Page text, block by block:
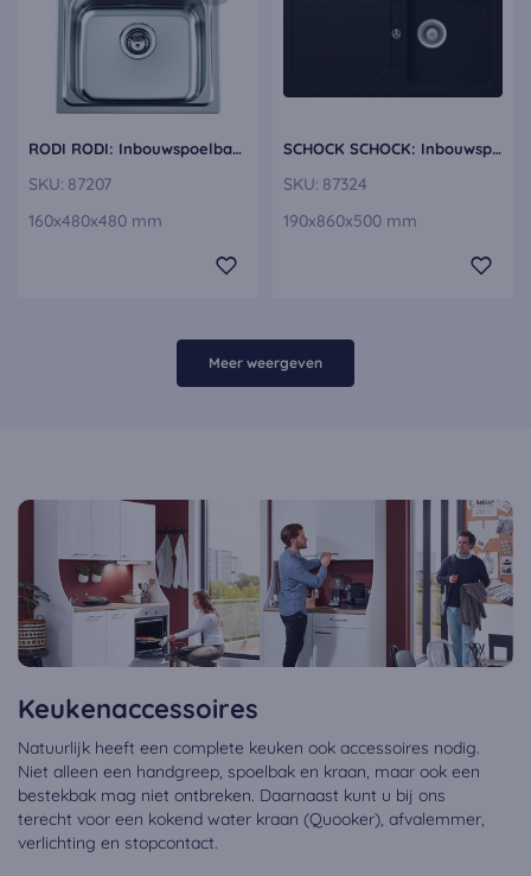
RODI RODI: Inbouwspoelbak New Manaus, roestvrijstaal roestvrijstaal 87207
SKU: 87207
160x480x480 mm
SCHOCK SCHOCK: Inbouwspoelbak Formhaus D-100, van CRISTALITE® onyx 87324
SKU: 87324
190x860x500 mm
Meer weergeven
Keukenaccessoires
Natuurlijk heeft een complete keuken ook accessoires nodig.
Niet alleen een handgreep, spoelbak en kraan, maar ook een
bestekbak mag niet ontbreken. Daarnaast kunt u bij ons
terecht voor een kokend water kraan (Quooker), afvalemmer,
verlichting en stopcontact.